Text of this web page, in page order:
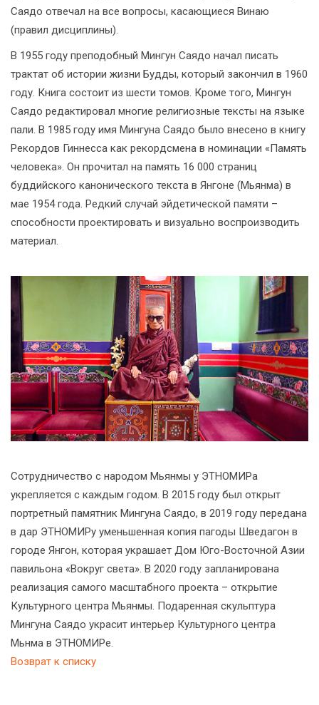
Саядо отвечал на все вопросы, касающиеся Винаю
(правил дисциплины).
В 1955 году преподобный Мингун Саядо начал писать
трактат об истории жизни Будды, который закончил в 1960
году. Книга состоит из шести томов. Кроме того, Мингун
Саядо редактировал многие религиозные тексты на языке
пали. В 1985 году имя Мингуна Саядо было внесено в книгу
Рекордов Гиннесса как рекордсмена в номинации «Память
человека». Он прочитал на память 16 000 страниц
буддийского канонического текста в Янгоне (Мьянма) в
мае 1954 года. Редкий случай эйдетической памяти –
способности проектировать и визуально воспроизводить
материал.
Сотрудничество с народом Мьянмы у ЭТНОМИРа
укрепляется с каждым годом. В 2015 году был открыт
портретный памятник Мингуна Саядо, в 2019 году передана
в дар ЭТНОМИРу уменьшенная копия пагоды Шведагон в
городе Янгон, которая украшает Дом Юго-Восточной Азии
павильона «Вокруг света». В 2020 году запланирована
реализация самого масштабного проекта – открытие
Культурного центра Мьянмы. Подаренная скульптура
Мингуна Саядо украсит интерьер Культурного центра
Мьнма в ЭТНОМИРе.
Возврат к списку